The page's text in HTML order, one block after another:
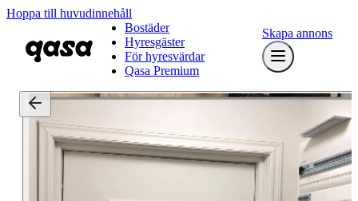
Hoppa till huvudinnehåll
Bostäder
Hyresgäster
För hyresvärdar
Qasa Premium
Skapa annons